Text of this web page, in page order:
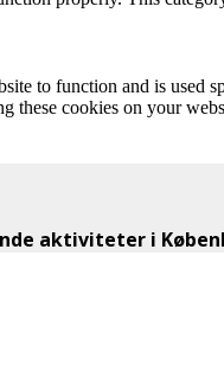
to function and is used
these cookies on your
aktiviteter i